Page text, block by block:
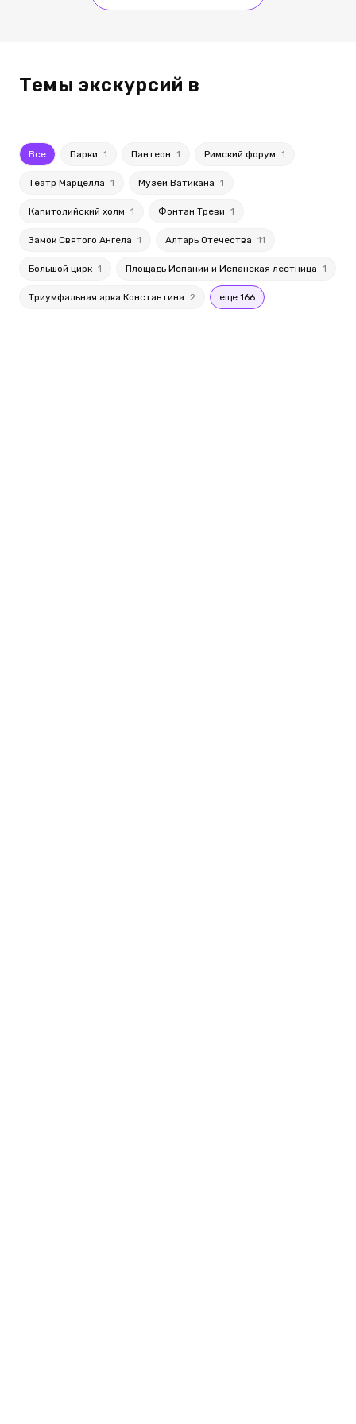
Темы экскурсий в
Все Парки 1 Пантеон 1 Римский форум 1
Театр Марцелла 1 Музеи Ватикана 1
Капитолийский холм 1 Фонтан Треви 1
Замок Святого Ангела 1 Алтарь Отечества 11
Большой цирк 1 Площадь Испании и Испанская лестница 1
Триумфальная арка Константина 2 еще 166